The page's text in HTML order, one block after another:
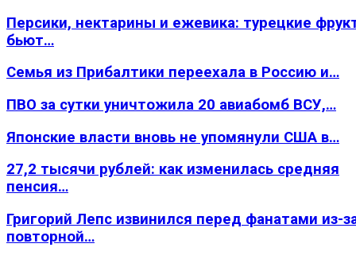
Персики, нектарины и ежевика: турецкие
бьют…
Семья из Прибалтики переехала в Россию и…
ПВО за сутки уничтожила 20 авиабомб ВСУ,…
Японские власти вновь не упомянули США в…
27,2 тысячи рублей: как изменилась средняя
пенсия…
Григорий Лепс извинился перед фанатами из-
повторной…